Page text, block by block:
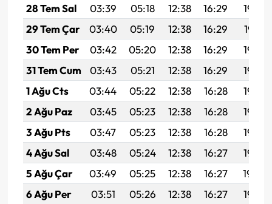
28 Tem Sal
03:39 05:18 12:38 16:29
19:48
29 Tem Çar
03:40 05:19 12:38 16:29
19:47
30 Tem Per
03:42 05:20 12:38 16:29
19:46
31 Tem Cum
03:43 05:21 12:38 16:29
19:46
1 Ağu Cts
03:44 05:22 12:38 16:28
19:45
2 Ağu Paz
03:45 05:23 12:38 16:28
19:44
3 Ağu Pts
03:47 05:23 12:38 16:28
19:43
4 Ağu Sal
03:48 05:24 12:38 16:27
19:42
5 Ağu Çar
03:49 05:25 12:38 16:27
19:40
6 Ağu Per
03:51 05:26 12:38 16:27 19:39